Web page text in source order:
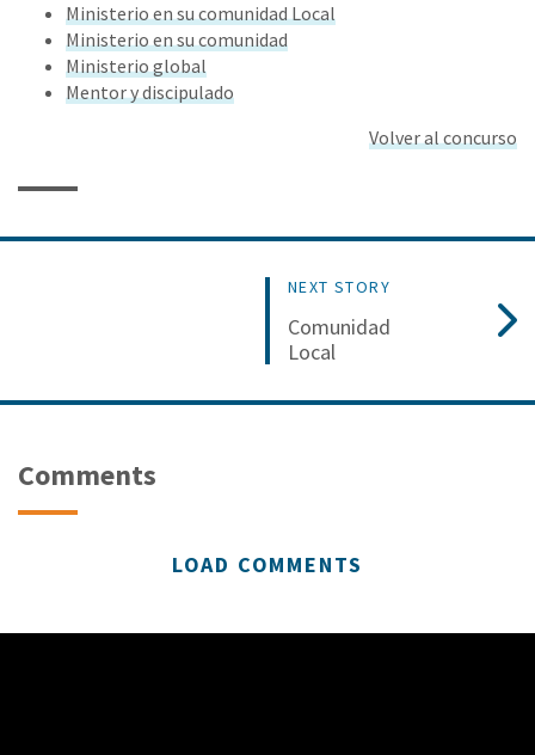
Ministerio en su comunidad Local
Ministerio en su comunidad
Ministerio global
Mentor y discipulado
Volver al concurso
NEXT STORY
Comunidad
Local
Comments
LOAD COMMENTS